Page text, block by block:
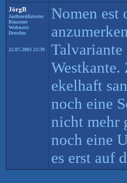
JörgB
Authentifizierter
Benutzer
Wohnort:
Dresden
22.07.2003 21:39
Nomen est
Talvariante
ekelhaft
noch eine
nicht mehr
noch eine
es erst auf